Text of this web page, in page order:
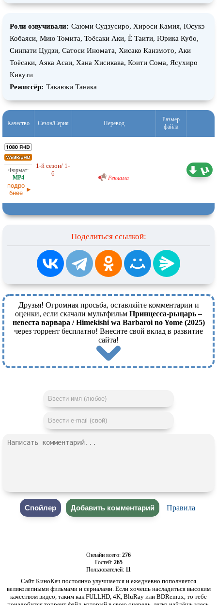
Роли озвучивали: Саюми Судзусиро, Хироси Камия, Юсукэ
Кобаяси, Мию Томита, Тоёсаки Аки, Ё Таити, Юрика Кубо,
Синпати Цудзи, Сатоси Иномата, Хисако Канэмото, Аки
Тоёсаки, Аяка Асаи, Хана Хисикава, Коити Сома, Ясухиро
Кикути
Режиссёр: Такаюки Танака
Качество Сезон/Серия Перевод
Размер
файла
подро
бнее
1-й сезон/ 1-
6
Реклама
Поделиться ссылкой:
Друзья! Огромная просьба, оставляйте комментарии и
оценки, если скачали мультфильм Принцесса-рыцарь –
невеста варвара / Himekishi wa Barbaroi no Yome (2025)
через торрент бесплатно! Внесите свой вклад в развитие
сайта!
Правила
Онлайн всего: 276
Гостей: 265
Пользователей: 11
Сайт КиноКач постоянно улучшается и ежедневно пополняется
великолепными фильмами и сериалами. Если хочешь насладиться высоким
качеством видео, таким как FULLHD, 4K, BluRay или BDRemux, то тебе